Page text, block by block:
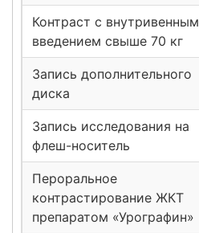
Контраст с внутривенным
введением свыше 70 кг
Запись дополнительного
диска
Запись исследования на
флеш-носитель
Пероральное
контрастирование ЖКТ
препаратом «Урографин»